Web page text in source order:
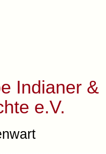
Indianer &
e.V.